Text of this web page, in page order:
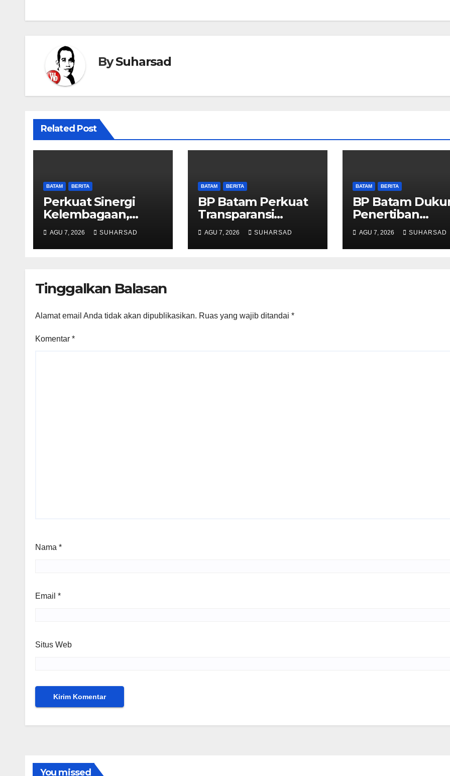
BySuharsad
Related Post
BATAM BERITA
Perkuat Sinergi
Kelembagaan,
RSBP Batam dan
BPOM Pastikan
Pelayanan dan
AGU 7, 2026 SUHARSAD
BATAM BERITA
BP Batam Perkuat
Transparansi
Layanan
Pertanahan, Alokasi
Tanah Reguler
AGU 7, 2026 SUHARSAD
BATAM BERITA
BP Batam
Penertiban
Pemanfaatan
Ruang Laut
Ketentuan
AGU 7, 2026 SUHARSAD
Tinggalkan Balasan
Alamat email Anda tidak akan dipublikasikan. Ruas yang wajib ditandai *
Komentar *
Nama *
Email *
Situs Web
You missed